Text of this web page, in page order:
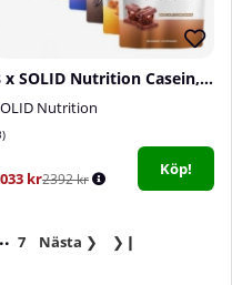
8 x SOLID Nutrition Casein, 750 g
Nutrition
kr2392 kr
Köp!
.. 7 Nästa ❯ ❯❙